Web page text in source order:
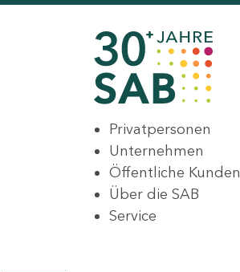
Privatpersonen
Unternehmen
Öffentliche Kunden
Über die SAB
Service